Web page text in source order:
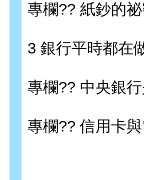
專欄?? 紙鈔的
3 銀行平時都在
專欄?? 中央銀
專欄?? 信用卡